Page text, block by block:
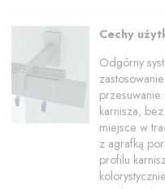
Cechy
Odgórny
przesuwanie
karnisza,
miejsce w
z agrafką
profilu